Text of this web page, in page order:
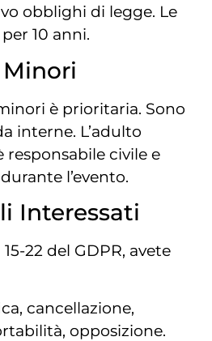
obblighi di legge. Le
10 anni.
è prioritaria. Sono
interne. L’adulto
civile e
l’evento.
Interessati
22 del GDPR, avete
cancellazione,
opposizione.